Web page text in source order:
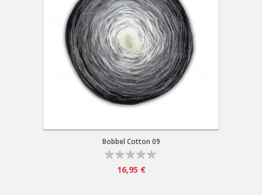
Bobbel Cotton 09
16,95 €